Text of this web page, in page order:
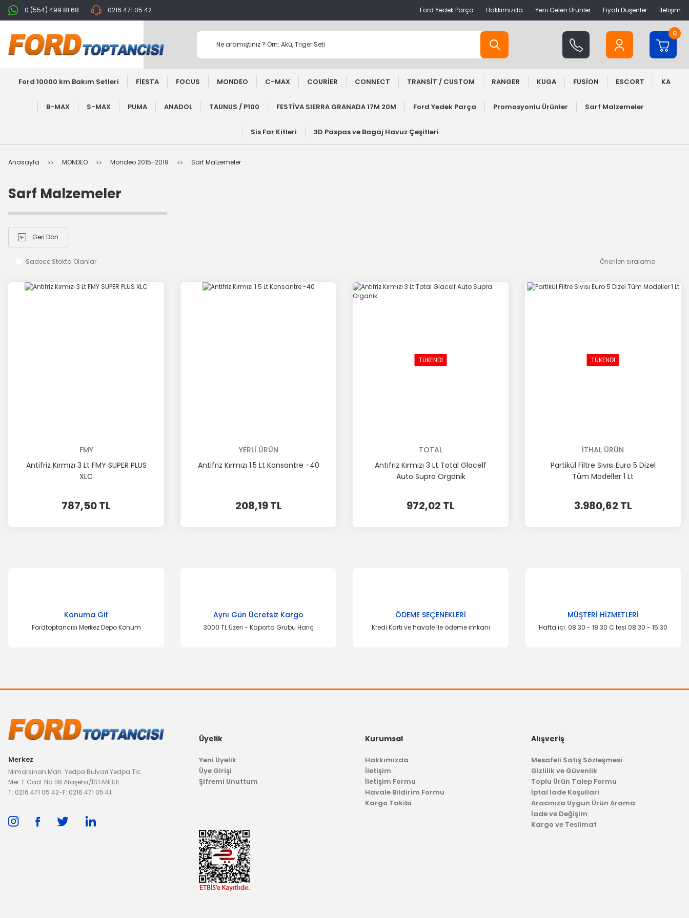
0 (554) 499 81 68 0216 471 05 42 Ford Yedek Parça Hakkımızda Yeni Gelen Ürünler Fiyatı Düşenler İletişim
0
Ford 10000 km Bakım Setleri FİESTA FOCUS MONDEO C-MAX COURİER CONNECT TRANSİT / CUSTOM RANGER KUGA FUSİON ESCORT KA
B-MAX S-MAX PUMA ANADOL TAUNUS / P100 FESTİVA SIERRA GRANADA 17M 20M Ford Yedek Parça Promosyonlu Ürünler Sarf Malzemeler
Sis Far Kitleri 3D Paspas ve Bagaj Havuz Çeşitleri
Anasayfa MONDEO Mondeo 2015-2019 Sarf Malzemeler
Sarf Malzemeler
Geri Dön
Sadece Stokta Olanlar
FMY
Antifriz Kırmızı 3 Lt FMY SUPER PLUS
XLC
787,50 TL
YERLİ ÜRÜN
Antifriz Kırmızı 1.5 Lt Konsantre -40
208,19 TL
TÜKENDİ
TOTAL
Antifriz Kırmızı 3 Lt Total Glacelf
Auto Supra Organik
972,02 TL
TÜKENDİ
İTHAL ÜRÜN
Partikül Filtre Sıvısı Euro 5 Dizel
Tüm Modeller 1 Lt
3.980,62 TL
Konuma Git
Fordtoptancısı Merkez Depo Konum
Aynı Gün Ücretsiz Kargo
3000 TL Üzeri - Kaporta Grubu Hariç
ÖDEME SEÇENEKLERİ
Kredi Kartı ve havale ile ödeme imkanı
MÜŞTERİ HİZMETLERİ
Hafta içi: 08:30 - 18:30 C.tesi 08:30 - 15:30
Merkez
Mimarsinan Mah. Yedpa Bulvarı Yedpa Tic.
Mer. E Cad. No:118 Ataşehir/İSTANBUL
T: 0216 471 05 42-F: 0216 471 05 41
Üyelik
Yeni Üyelik
Üye Girişi
Şifremi Unuttum
Kurumsal
Hakkımızda
İletişim
İletişim Formu
Havale Bildirim Formu
Kargo Takibi
Alışveriş
Mesafeli Satış Sözleşmesi
Gizlilik ve Güvenlik
Toplu Ürün Talep Formu
İptal İade Koşullari
Aracınıza Uygun Ürün Arama
İade ve Değişim
Kargo ve Teslimat